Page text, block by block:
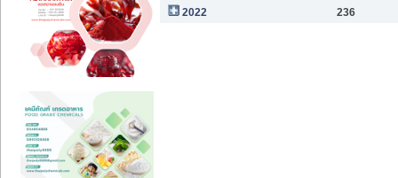
2022
236